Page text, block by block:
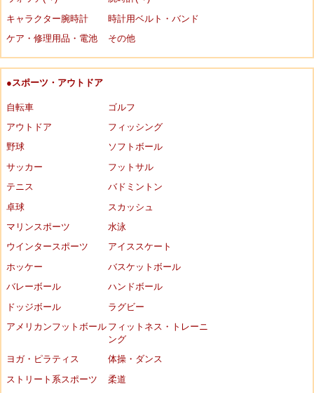
キャラクター腕時計
時計用ベルト・バンド
ケア・修理用品・電池
その他
●スポーツ・アウトドア
自転車
ゴルフ
アウトドア
フィッシング
野球
ソフトボール
サッカー
フットサル
テニス
バドミントン
卓球
スカッシュ
マリンスポーツ
水泳
ウインタースポーツ
アイススケート
ホッケー
バスケットボール
バレーボール
ハンドボール
ドッジボール
ラグビー
アメリカンフットボール フィットネス・トレーニ
ング
ヨガ・ピラティス
体操・ダンス
ストリート系スポーツ
柔道